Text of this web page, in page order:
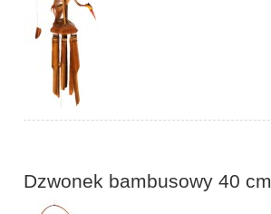
Dzwonek bambusowy 40 cm